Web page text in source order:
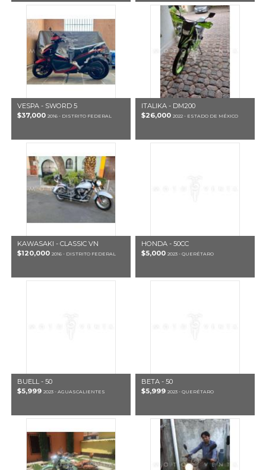
VESPA - SWORD 5
$37,000 2016 - DISTRITO FEDERAL
ITALIKA - DM200
$26,000 2022 - ESTADO DE MÉXICO
KAWASAKI - CLASSIC VN
$120,000 2016 - DISTRITO FEDERAL
HONDA - 50CC
$5,000 2023 - QUERÉTARO
BUELL - 50
$5,999 2023 - AGUASCALIENTES
BETA - 50
$5,999 2023 - QUERÉTARO